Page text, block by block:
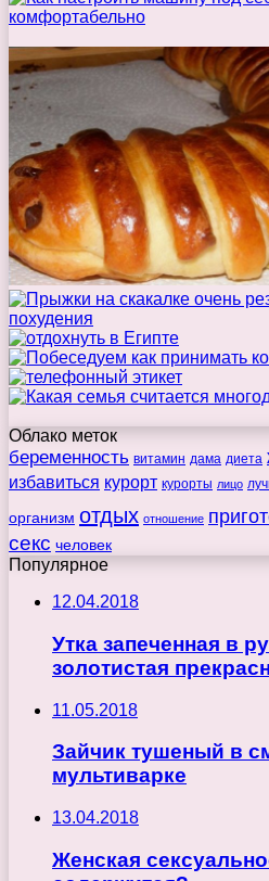
Облако меток
беременность витамин дама диета
избавиться курорт курорты лицо
организм отдых отношение
секс человек
Популярное
12.04.2018
Утка запеченная в
золотистая
11.05.2018
Зайчик тушеный в
мультиварке
13.04.2018
Женская